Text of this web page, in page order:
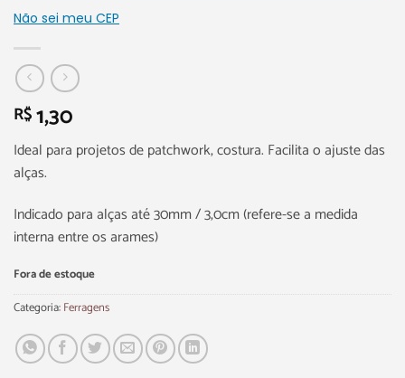
Não sei meu CEP
R$1,30
Ideal para projetos de patchwork, costura. Facilita o ajuste das
alças.
Indicado para alças até 30mm / 3,0cm (refere-se a medida
interna entre os arames)
Fora de estoque
Categoria:Ferragens